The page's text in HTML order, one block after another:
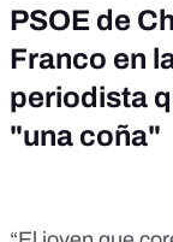
PSOE de
Franco en
periodista
"una coña"